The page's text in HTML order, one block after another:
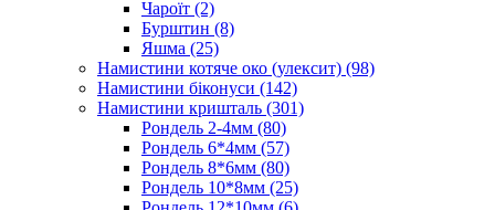
Чароїт (2)
Бурштин (8)
Яшма (25)
Намистини котяче око (улексит) (98)
Намистини біконуси (142)
Намистини кришталь (301)
Рондель 2-4мм (80)
Рондель 6*4мм (57)
Рондель 8*6мм (80)
Рондель 10*8мм (25)